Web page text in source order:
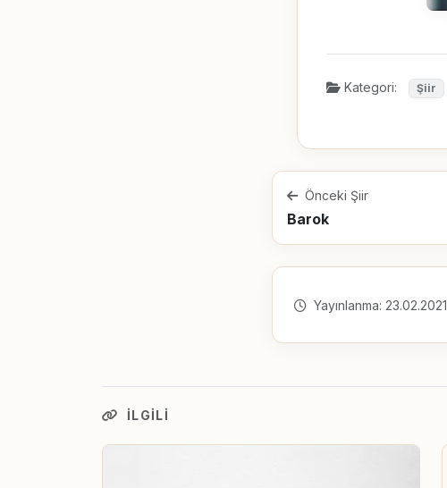
Kategori: Şiir
Önceki Şiir
Barok
Yayınlanma: 23.02.2021
İLGILI